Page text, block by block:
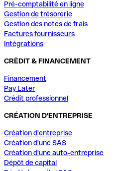
Pré-comptabilité en ligne
Gestion de trésorerie
Gestion des notes de frais
Factures fournisseurs
Intégrations
CRÈDIT & FINANCEMENT
Financement
Pay Later
Crédit professionnel
CRÉATION D'ENTREPRISE
Création d'entreprise
Création d'une SAS
Création d'une auto-entreprise
Dépôt de capital